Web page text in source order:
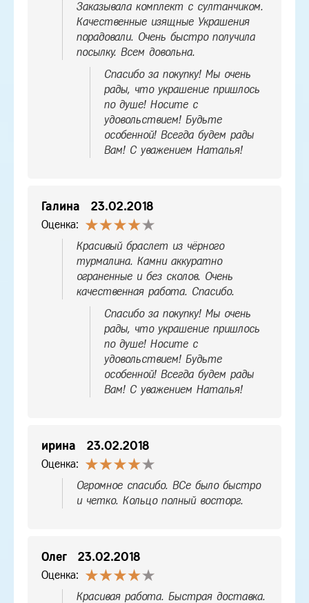
Заказывала комплект с султанчиком.
Качественные изящные Украшения
порадовали. Очень быстро получила
посылку. Всем довольна.
Спасибо за покупку! Мы очень
рады, что украшение пришлось
по душе! Носите с
удовольствием! Будьте
особенной! Всегда будем рады
Вам! С уважением Наталья!
Галина 23.02.2018
Оценка:
Красивый браслет из чёрного
турмалина. Камни аккуратно
ограненные и без сколов. Очень
качественная работа. Спасибо.
Спасибо за покупку! Мы очень
рады, что украшение пришлось
по душе! Носите с
удовольствием! Будьте
особенной! Всегда будем рады
Вам! С уважением Наталья!
ирина 23.02.2018
Оценка:
Огромное спасибо. ВСе было быстро
и четко. Кольцо полный восторг.
Олег 23.02.2018
Оценка:
Красивая работа. Быстрая доставка.